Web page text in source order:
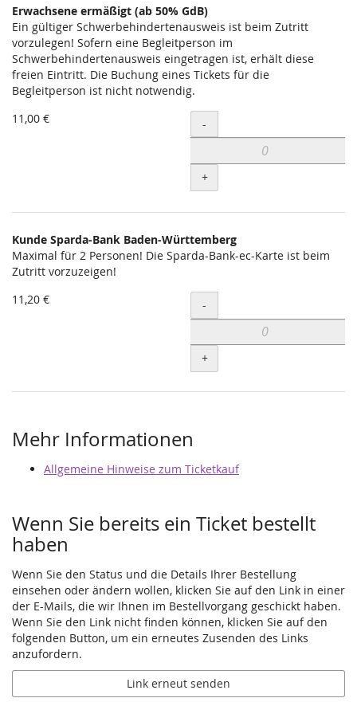
Erwachsene ermäßigt (ab 50% GdB)
Ein gültiger Schwerbehindertenausweis ist beim Zutritt
vorzulegen! Sofern eine Begleitperson im
Schwerbehindertenausweis eingetragen ist, erhält diese
freien Eintritt. Die Buchung eines Tickets für die
Begleitperson ist nicht notwendig.
11,00 €
Menge
-
+
Kunde Sparda-Bank Baden-Württemberg
Maximal für 2 Personen! Die Sparda-Bank-ec-Karte ist beim
Zutritt vorzuzeigen!
11,20 €
Menge
-
+
Mehr Informationen
Allgemeine Hinweise zum Ticketkauf
Wenn Sie bereits ein Ticket bestellt
haben
Wenn Sie den Status und die Details Ihrer Bestellung
einsehen oder ändern wollen, klicken Sie auf den Link in einer
der E-Mails, die wir Ihnen im Bestellvorgang geschickt haben.
Wenn Sie den Link nicht finden können, klicken Sie auf den
folgenden Button, um ein erneutes Zusenden des Links
anzufordern.
Link erneut senden